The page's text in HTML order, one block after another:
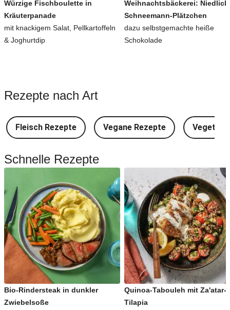
Würzige Fischboulette in
Kräuterpanade
mit knackigem Salat, Pellkartoffeln
& Joghurtdip
Weihnachtsbäckerei:
Schneemann-Plätzchen
dazu selbstgemachte heiße
Schokolade
Rezepte nach Art
Fleisch Rezepte Vegane Rezepte
Schnelle Rezepte
Bio-Rindersteak in dunkler
Zwiebelsoße
Quinoa-Tabouleh mit Za'atar-
Tilapia